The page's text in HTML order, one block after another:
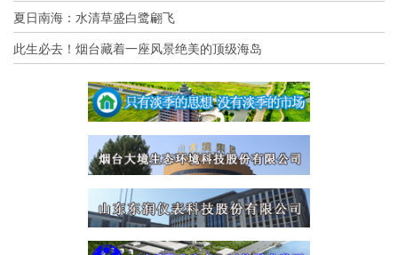
夏日南海：水清草盛白鹭翩飞
此生必去！烟台藏着一座风景绝美的顶级海岛